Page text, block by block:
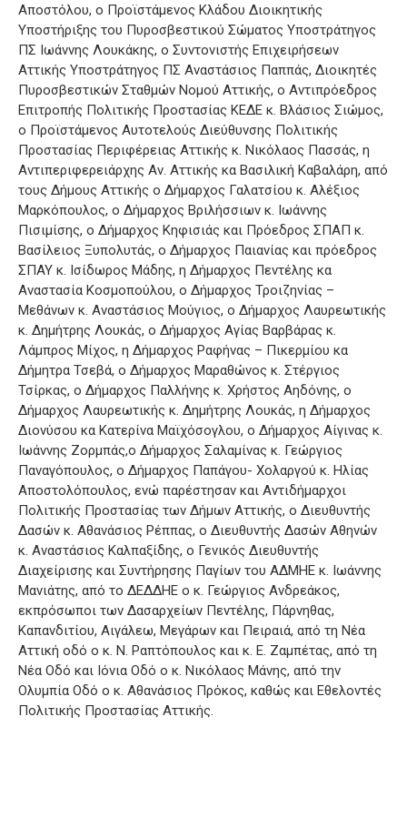
Αποστόλου, ο Προϊστάμενος Κλάδου Διοικητικής
Υποστήριξης του Πυροσβεστικού Σώματος Υποστράτηγος
ΠΣ Ιωάννης Λουκάκης, ο Συντονιστής Επιχειρήσεων
Αττικής Υποστράτηγος ΠΣ Αναστάσιος Παππάς, Διοικητές
Πυροσβεστικών Σταθμών Νομού Αττικής, ο Αντιπρόεδρος
Επιτροπής Πολιτικής Προστασίας ΚΕΔΕ κ. Βλάσιος Σιώμος,
ο Προϊστάμενος Αυτοτελούς Διεύθυνσης Πολιτικής
Προστασίας Περιφέρειας Αττικής κ. Νικόλαος Πασσάς, η
Αντιπεριφερειάρχης Αν. Αττικής κα Βασιλική Καβαλάρη, από
τους Δήμους Αττικής ο Δήμαρχος Γαλατσίου κ. Αλέξιος
Μαρκόπουλος, ο Δήμαρχος Βριλήσσιων κ. Ιωάννης
Πισιμίσης, ο Δήμαρχος Κηφισιάς και Πρόεδρος ΣΠΑΠ κ.
Βασίλειος Ξυπολυτάς, ο Δήμαρχος Παιανίας και πρόεδρος
ΣΠΑΥ κ. Ισίδωρος Μάδης, η Δήμαρχος Πεντέλης κα
Αναστασία Κοσμοπούλου, ο Δήμαρχος Τροιζηνίας –
Μεθάνων κ. Αναστάσιος Μούγιος, ο Δήμαρχος Λαυρεωτικής
κ. Δημήτρης Λουκάς, ο Δήμαρχος Αγίας Βαρβάρας κ.
Λάμπρος Μίχος, η Δήμαρχος Ραφήνας – Πικερμίου κα
Δήμητρα Τσεβά, ο Δήμαρχος Μαραθώνος κ. Στέργιος
Τσίρκας, ο Δήμαρχος Παλλήνης κ. Χρήστος Αηδόνης, ο
Δήμαρχος Λαυρεωτικής κ. Δημήτρης Λουκάς, η Δήμαρχος
Διονύσου κα Κατερίνα Μαϊχόσογλου, ο Δήμαρχος Αίγινας κ.
Ιωάννης Ζορμπάς,ο Δήμαρχος Σαλαμίνας κ. Γεώργιος
Παναγόπουλος, ο Δήμαρχος Παπάγου- Χολαργού κ. Ηλίας
Αποστολόπουλος, ενώ παρέστησαν και Αντιδήμαρχοι
Πολιτικής Προστασίας των Δήμων Αττικής, ο Διευθυντής
Δασών κ. Αθανάσιος Ρέππας, ο Διευθυντής Δασών Αθηνών
κ. Αναστάσιος Καλπαξίδης, ο Γενικός Διευθυντής
Διαχείρισης και Συντήρησης Παγίων του ΑΔΜΗΕ κ. Ιωάννης
Μανιάτης, από το ΔΕΔΔΗΕ ο κ. Γεώργιος Ανδρεάκος,
εκπρόσωποι των Δασαρχείων Πεντέλης, Πάρνηθας,
Καπανδιτίου, Αιγάλεω, Μεγάρων και Πειραιά, από τη Νέα
Αττική οδό ο κ. Ν. Ραπτόπουλος και κ. Ε. Ζαμπέτας, από τη
Νέα Οδό και Ιόνια Οδό ο κ. Νικόλαος Μάνης, από την
Ολυμπία Οδό ο κ. Αθανάσιος Πρόκος, καθώς και Εθελοντές
Πολιτικής Προστασίας Αττικής.